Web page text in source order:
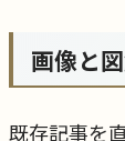
画像と
既存記事を